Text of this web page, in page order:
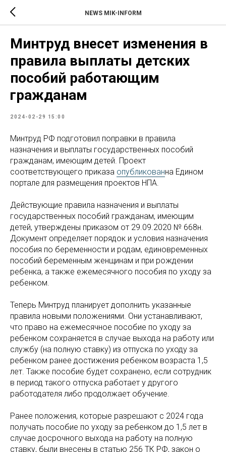
NEWS MIK-INFORM
Минтруд внесет изменения в
правила выплаты детских
пособий работающим
гражданам
2024-02-29 15:00
Минтруд РФ подготовил поправки в правила
назначения и выплаты государственных пособий
гражданам, имеющим детей. Проект
соответствующего приказа опубликованна Едином
портале для размещения проектов НПА.
Действующие правила назначения и выплаты
государственных пособий гражданам, имеющим
детей, утверждены приказом от 29.09.2020 № 668н.
Документ определяет порядок и условия назначения
пособия по беременности и родам, единовременных
пособий беременным женщинам и при рождении
ребенка, а также ежемесячного пособия по уходу за
ребенком.
Теперь Минтруд планирует дополнить указанные
правила новыми положениями. Они устанавливают,
что право на ежемесячное пособие по уходу за
ребенком сохраняется в случае выхода на работу или
службу (на полную ставку) из отпуска по уходу за
ребенком ранее достижения ребенком возраста 1,5
лет. Также пособие будет сохранено, если сотрудник
в период такого отпуска работает у другого
работодателя либо продолжает обучение.
Ранее положения, которые разрешают с 2024 года
получать пособие по уходу за ребенком до 1,5 лет в
случае досрочного выхода на работу на полную
ставку, были внесены в статью 256 ТК РФ, закон о